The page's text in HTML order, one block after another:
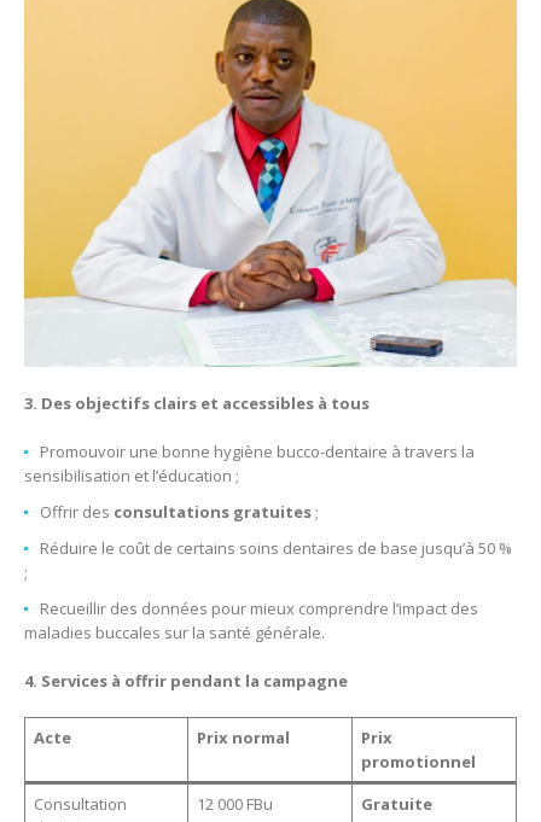
3. Des objectifs clairs et accessibles à tous
Promouvoir une bonne hygiène bucco-dentaire à travers la
sensibilisation et l’éducation ;
Offrir des consultations gratuites ;
Réduire le coût de certains soins dentaires de base jusqu’à 50 %
;
Recueillir des données pour mieux comprendre l’impact des
maladies buccales sur la santé générale.
4. Services à offrir pendant la campagne
Acte Prix normal
Prix
promotionnel
Consultation
12 000 FBu Gratuite